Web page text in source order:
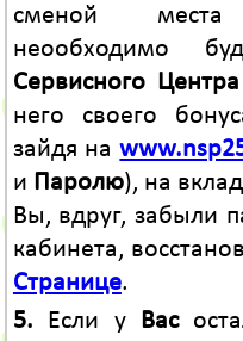
сменой
неообходимо
Сервисного Центра
него своего
зайдя на
и Паролю), на
Вы, вдруг, забыли
кабинета,
Странице.
5. Если у Вас